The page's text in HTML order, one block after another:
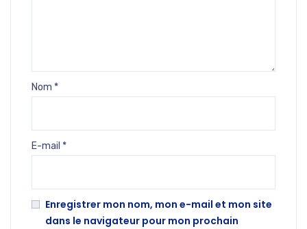
Nom *
E-mail *
Enregistrer mon nom, mon e-mail et mon site
dans le navigateur pour mon prochain